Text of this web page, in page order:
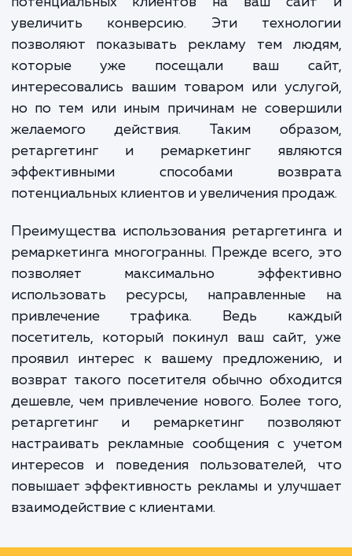
Настройка ретаргетинга и
контекстной рекламе – это одна из
ключевых услуг, которая позволяет
потенциальных клиентов на ваш
увеличить конверсию. Эти
позволяют показывать рекламу тем
которые уже посещали ваш
интересовались вашим товаром или
но по тем или иным причинам не
желаемого действия. Таким
ретаргетинг и ремаркетинг
эффективными способами
потенциальных клиентов и увеличения
Преимущества использования
ремаркетинга многогранны. Прежде всего,
позволяет максимально
использовать ресурсы,
привлечение трафика. Ведь
посетитель, который покинул ваш сайт,
проявил интерес к вашему
дешевле, чем привлечение нового. Более